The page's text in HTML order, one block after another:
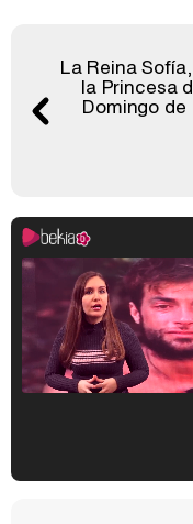
La Reina
la Princesa
Domingo